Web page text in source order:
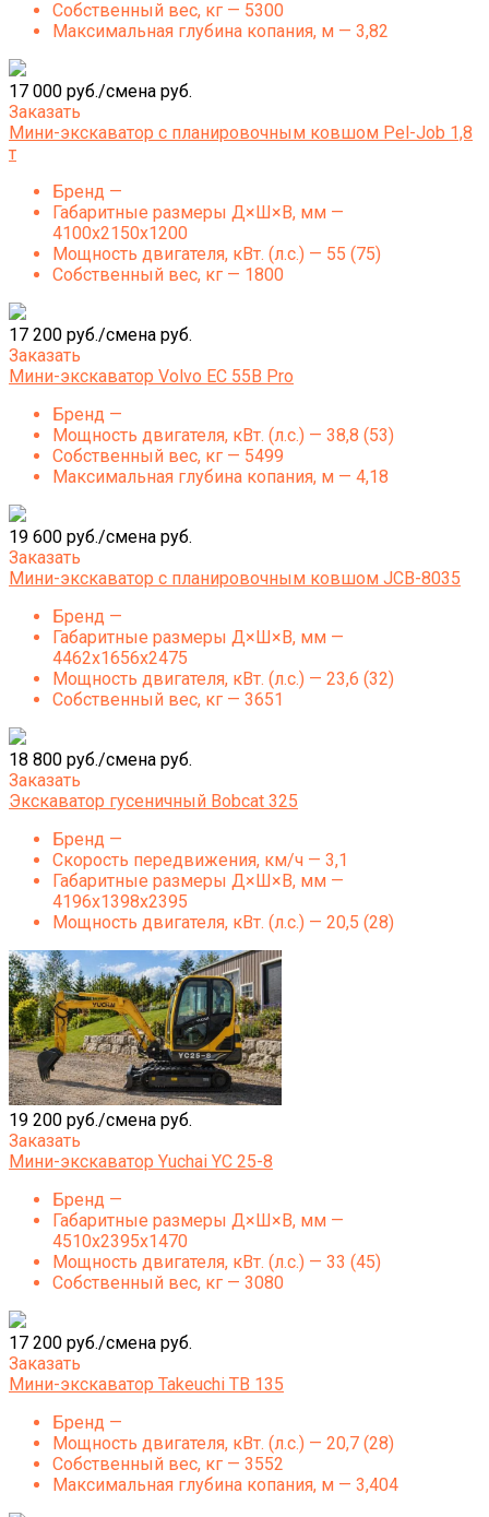
Собственный вес, кг — 5300
Максимальная глубина копания, м — 3,82
17 000 руб./смена руб.
Заказать
Мини-экскаватор с планировочным ковшом Pel-Job 1,8
т
Бренд —
Габаритные размеры Д×Ш×В, мм —
4100x2150x1200
Мощность двигателя, кВт. (л.с.) — 55 (75)
Собственный вес, кг — 1800
17 200 руб./смена руб.
Заказать
Мини-экскаватор Volvo EC 55B Pro
Бренд —
Мощность двигателя, кВт. (л.с.) — 38,8 (53)
Собственный вес, кг — 5499
Максимальная глубина копания, м — 4,18
19 600 руб./смена руб.
Заказать
Мини-экскаватор с планировочным ковшом JCB-8035
Бренд —
Габаритные размеры Д×Ш×В, мм —
4462x1656x2475
Мощность двигателя, кВт. (л.с.) — 23,6 (32)
Собственный вес, кг — 3651
18 800 руб./смена руб.
Заказать
Экскаватор гусеничный Bobcat 325
Бренд —
Скорость передвижения, км/ч — 3,1
Габаритные размеры Д×Ш×В, мм —
4196x1398x2395
Мощность двигателя, кВт. (л.с.) — 20,5 (28)
19 200 руб./смена руб.
Заказать
Мини-экскаватор Yuchai YC 25-8
Бренд —
Габаритные размеры Д×Ш×В, мм —
4510х2395х1470
Мощность двигателя, кВт. (л.с.) — 33 (45)
Собственный вес, кг — 3080
17 200 руб./смена руб.
Заказать
Мини-экскаватор Takeuchi TB 135
Бренд —
Мощность двигателя, кВт. (л.с.) — 20,7 (28)
Собственный вес, кг — 3552
Максимальная глубина копания, м — 3,404